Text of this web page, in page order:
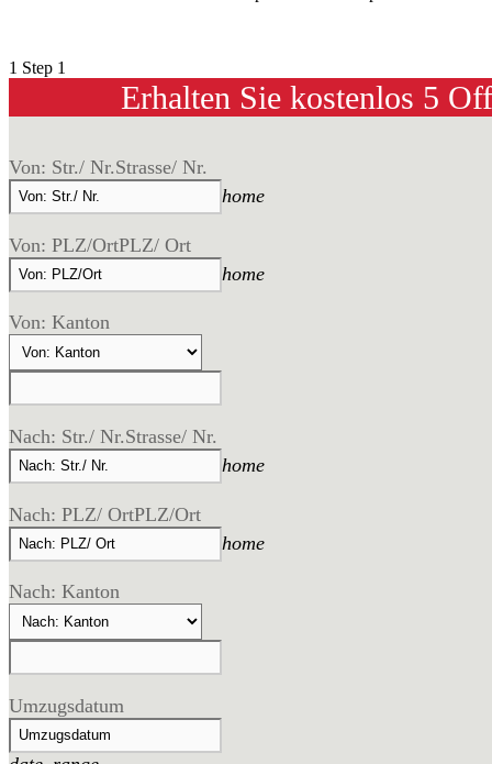
1 Step 1
Erhalten Sie kostenlos 5
Von: Str./ Nr.Strasse/ Nr.
home
Von: PLZ/OrtPLZ/ Ort
home
Von: Kanton
Nach: Str./ Nr.Strasse/ Nr.
home
Nach: PLZ/ OrtPLZ/Ort
home
Nach: Kanton
Umzugsdatum